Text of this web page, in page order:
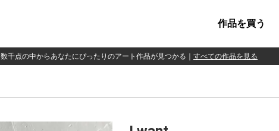
作品を買う
数千点の中からあなたにぴったりのアート作品が見つかる すべての作品を見る